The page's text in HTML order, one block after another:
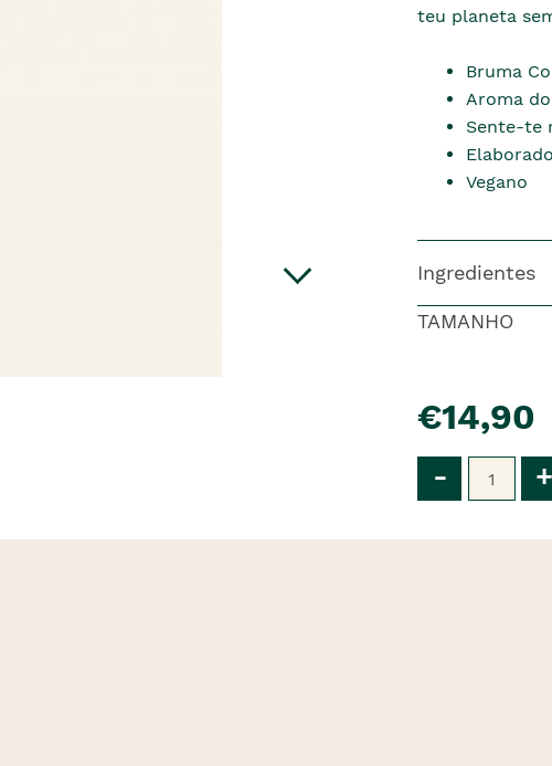
teu planeta
Bruma
Aroma
Sente-te
Vegano
Ingredientes
TAMANHO
€14,90
- +